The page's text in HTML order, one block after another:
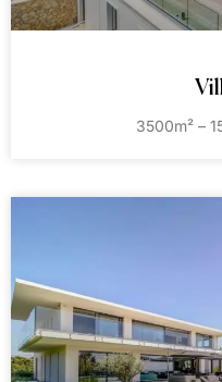
3500m² –